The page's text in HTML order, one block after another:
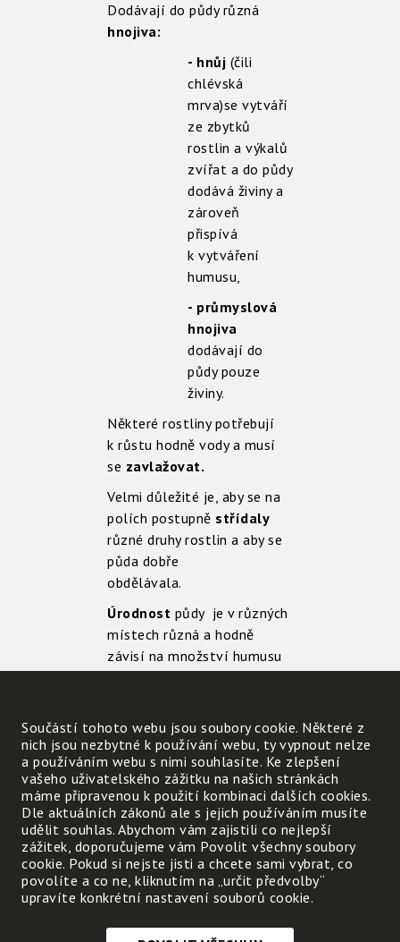
Dodávají do půdy různá
hnojiva:
- hnůj (čili
chlévská
mrva)se vytváří
ze zbytků
rostlin a výkalů
zvířat a do půdy
dodává živiny a
zároveň
přispívá
k vytváření
humusu,
- průmyslová
hnojiva
dodávají do
půdy pouze
živiny.
Některé rostliny potřebují
k růstu hodně vody a musí
se zavlažovat.
Velmi důležité je, aby se na
polích postupně střídaly
různé druhy rostlin a aby se
půda dobře
obdělávala.
Úrodnost půdy je v různých
místech různá a hodně
závisí na množství humusu
na ní pěstují.
Proochranu půdypřed
prudkými dešti mají velký
význammezes trávou a
keři.
Jsou to také místa, kde žijí
mnozí užiteční živočichové.
Ti se živí živočichy, kteří
a při velkém počtu ničí na
Součástí tohoto webu jsou soubory cookie. Některé z
nich jsou nezbytné k používání webu, ty vypnout nelze
a používáním webu s nimi souhlasíte. Ke zlepšení
vašeho uživatelského zážitku na našich stránkách
máme připravenou k použití kombinaci dalších cookies.
Dle aktuálních zákonů ale s jejich používáním musíte
udělit souhlas. Abychom vám zajistili co nejlepší
zážitek, doporučujeme vám Povolit všechny soubory
cookie. Pokud si nejste jisti a chcete sami vybrat, co
povolíte a co ne, kliknutím na „určit předvolby“
upravíte konkrétní nastavení souborů cookie.